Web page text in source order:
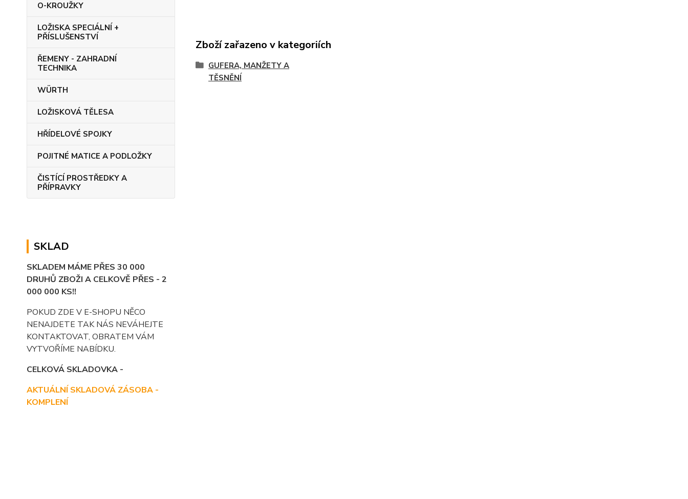
O-KROUŽKY
LOŽISKA SPECIÁLNÍ +
PŘÍSLUŠENSTVÍ
ŘEMENY - ZAHRADNÍ
TECHNIKA
WÜRTH
LOŽISKOVÁ TĚLESA
HŘÍDELOVÉ SPOJKY
POJITNÉ MATICE A PODLOŽKY
ČISTÍCÍ PROSTŘEDKY A
PŘÍPRAVKY
SKLAD
SKLADEM MÁME PŘES 30 000
DRUHŮ ZBOŽI A CELKOVĚ PŘES - 2
000 000 KS!!
POKUD ZDE V E-SHOPU NĚCO
NENAJDETE TAK NÁS NEVÁHEJTE
KONTAKTOVAT, OBRATEM VÁM
VYTVOŘÍME NABÍDKU.
CELKOVÁ SKLADOVKA -
AKTUÁLNÍ SKLADOVÁ ZÁSOBA -
KOMPLENÍ
Zboží zařazeno v kategoriích
GUFERA, MANŽETY A
TĚSNĚNÍ